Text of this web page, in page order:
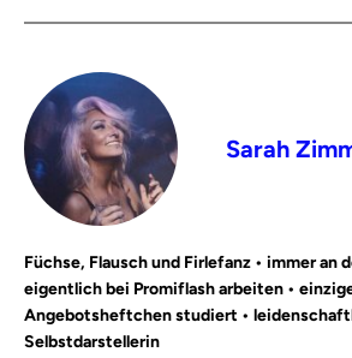
Sarah
Füchse, Flausch und Firlefanz • immer an
eigentlich bei Promiflash arbeiten •
Angebotsheftchen studiert •
Selbstdarstellerin